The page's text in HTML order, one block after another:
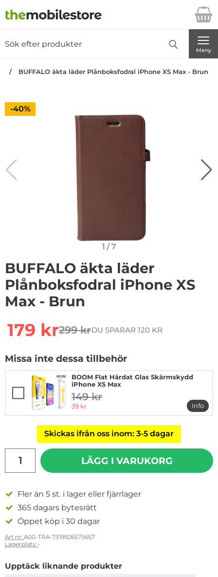
Startsidan för Danira Telecom AB
Meny
BUFFALO äkta läder Plånboksfodral iPhone XS Max - Brun
Priset är nedsatt med
-40%
1 /7
BUFFALO äkta läder
Plånboksfodral iPhone XS
Max - Brun
rea pris
179 krtidigare pris
299 krDU SPARAR 120 KR
Missa inte dessa tillbehör
BOOM Flat Härdat Glas Skärmskydd
iPhone XS Max
tidigare pris
149 kr
rea pris
39 kr
Info
mer
Skickas ifrån oss inom: 3-5 dagar
LÄGG I VARUKORG
Fler än 5 st. i lager eller fjärrlager
365 dagars bytesrätt
Öppet köp i 30 dagar
Art nr: A00-TRA-7319926575657
Lagerplats: -
Upptäck liknande produkter